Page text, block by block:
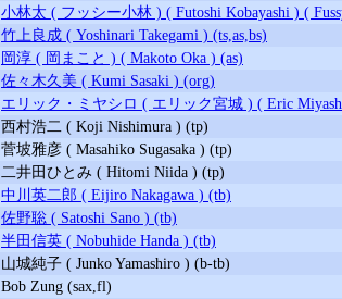
小林太 ( フッシー小林 ) ( Futoshi Kobayashi ) (
竹上良成 ( Yoshinari Takegami ) (ts,as,bs)
岡淳 ( 岡まこと ) ( Makoto Oka ) (as)
佐々木久美 ( Kumi Sasaki ) (org)
エリック・ミヤシロ ( エリック宮城 ) ( Eric
西村浩二 ( Koji Nishimura ) (tp)
菅坡雅彦 ( Masahiko Sugasaka ) (tp)
二井田ひとみ ( Hitomi Niida ) (tp)
中川英二郎 ( Eijiro Nakagawa ) (tb)
佐野聡 ( Satoshi Sano ) (tb)
半田信英 ( Nobuhide Handa ) (tb)
山城純子 ( Junko Yamashiro ) (b-tb)
Bob Zung (sax,fl)